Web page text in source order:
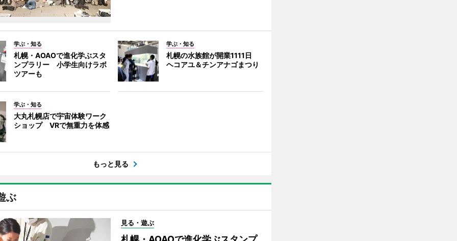
学ぶ・知る
札幌・AOAOで進化学ぶスタ
ンプラリー 小学生向けラボ
ツアーも
学ぶ・知る
札幌の水族館が開業1111日
ヘコアユ＆チンアナゴまつり
学ぶ・知る
大丸札幌店で宇宙体験ワーク
ショップ VRで無重力を体感
もっと見る
ぶ
見る・遊ぶ